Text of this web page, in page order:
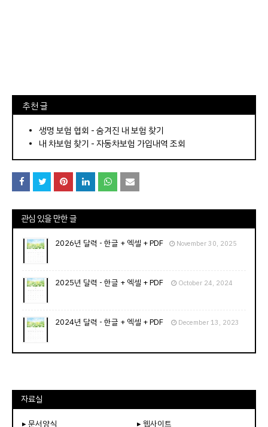
⠀추천 글
⠀­­­­­­­­؜؜؜؜­­­­­­­­؜؜؜؜• 생명 보험 협회 - 숨겨진 내 보험 찾기
내 차보험 찾기 - 자동차보험 가입내역 조회
관심 있을 만한 글
2026년 달력 - 한글 + 엑셀 + PDF November 30, 2025
2025년 달력 - 한글 + 엑셀 + PDF October 24, 2024
2024년 달력 - 한글 + 엑셀 + PDF December 13, 2023
자료실
▸ 문서양식
▸ 웹사이트